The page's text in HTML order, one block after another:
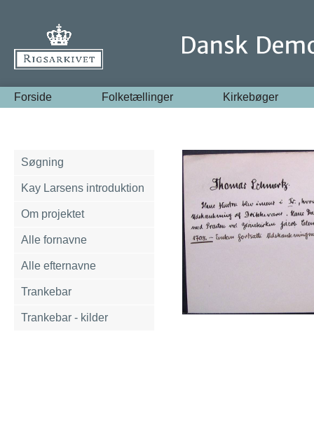
Forside Folketællinger Kirkebøger
Søgning
Kay Larsens introduktion
Om projektet
Alle fornavne
Alle efternavne
Trankebar
Trankebar - kilder